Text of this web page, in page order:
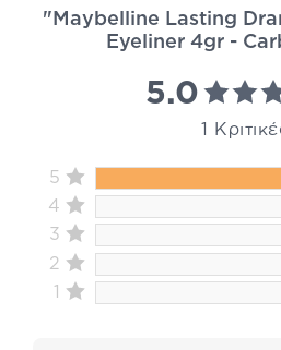
"Maybelline Lasting
Eyeliner 4gr -
5.0
1
5
4
3
2
1